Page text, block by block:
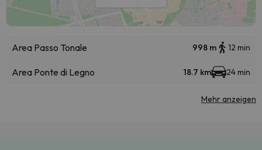
Area Passo Tonale 998 m 12 min
Area Ponte di Legno 18.7 km 24 min
Mehr anzeigen